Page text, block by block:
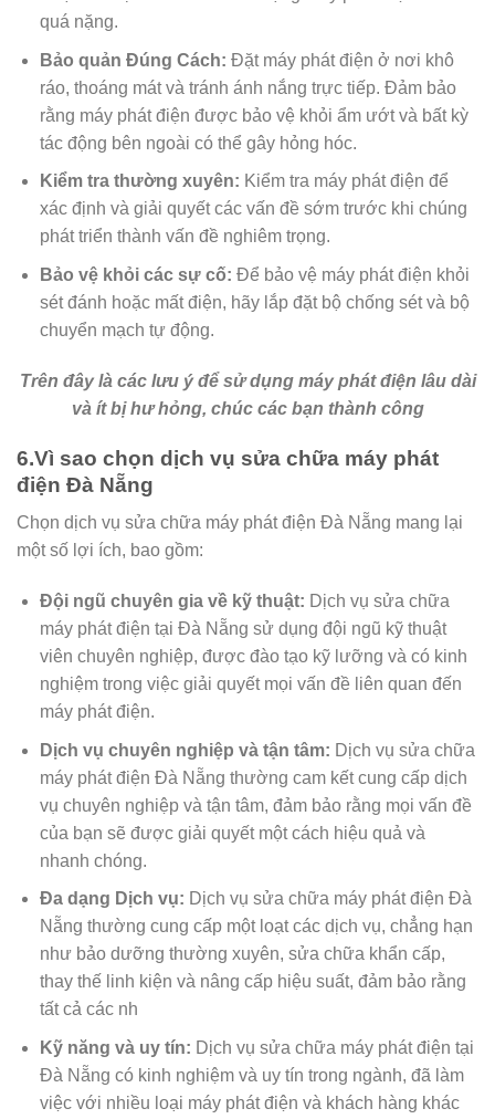
quá nặng.
Bảo quản Đúng Cách: Đặt máy phát điện ở nơi khô
ráo, thoáng mát và tránh ánh nắng trực tiếp. Đảm bảo
rằng máy phát điện được bảo vệ khỏi ẩm ướt và bất kỳ
tác động bên ngoài có thể gây hỏng hóc.
Kiểm tra thường xuyên: Kiểm tra máy phát điện để
xác định và giải quyết các vấn đề sớm trước khi chúng
phát triển thành vấn đề nghiêm trọng.
Bảo vệ khỏi các sự cố: Để bảo vệ máy phát điện khỏi
sét đánh hoặc mất điện, hãy lắp đặt bộ chống sét và bộ
chuyển mạch tự động.
Trên đây là các lưu ý để sử dụng máy phát điện lâu dài
và ít bị hư hỏng, chúc các bạn thành công
6.Vì sao chọn dịch vụ sửa chữa máy phát
điện Đà Nẵng
Chọn dịch vụ sửa chữa máy phát điện Đà Nẵng mang lại
một số lợi ích, bao gồm:
Đội ngũ chuyên gia về kỹ thuật: Dịch vụ sửa chữa
máy phát điện tại Đà Nẵng sử dụng đội ngũ kỹ thuật
viên chuyên nghiệp, được đào tạo kỹ lưỡng và có kinh
nghiệm trong việc giải quyết mọi vấn đề liên quan đến
máy phát điện.
Dịch vụ chuyên nghiệp và tận tâm: Dịch vụ sửa chữa
máy phát điện Đà Nẵng thường cam kết cung cấp dịch
vụ chuyên nghiệp và tận tâm, đảm bảo rằng mọi vấn đề
của bạn sẽ được giải quyết một cách hiệu quả và
nhanh chóng.
Đa dạng Dịch vụ: Dịch vụ sửa chữa máy phát điện Đà
Nẵng thường cung cấp một loạt các dịch vụ, chẳng hạn
như bảo dưỡng thường xuyên, sửa chữa khẩn cấp,
thay thế linh kiện và nâng cấp hiệu suất, đảm bảo rằng
tất cả các nh
Kỹ năng và uy tín: Dịch vụ sửa chữa máy phát điện tại
Đà Nẵng có kinh nghiệm và uy tín trong ngành, đã làm
việc với nhiều loại máy phát điện và khách hàng khác